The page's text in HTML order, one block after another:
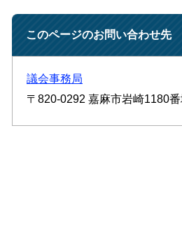
このページのお問い合わせ先
議会事務局
〒820-0292 嘉麻市岩崎1180